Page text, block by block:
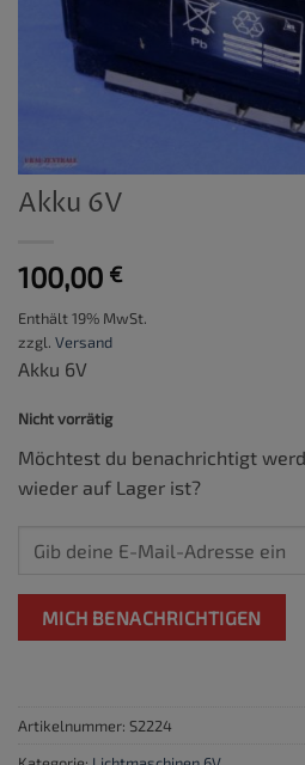
Akku 6V
100,00 €
Enthält 19% MwSt.
zzgl. Versand
Akku 6V
Nicht vorrätig
Möchtest du benachrichtigt
wieder auf Lager ist?
MICH BENACHRICHTIGEN
Artikelnummer: S2224